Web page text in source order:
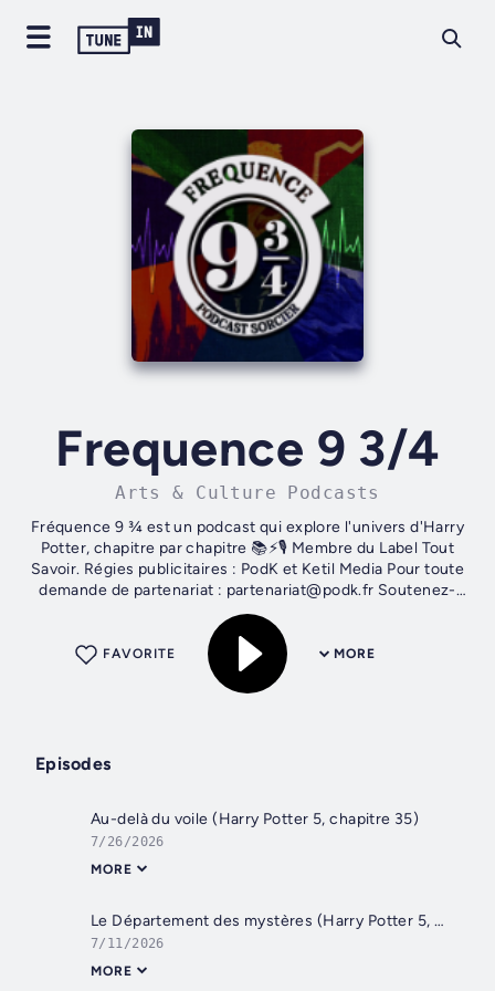
Frequence 9 3/4
Arts & Culture Podcasts
Fréquence 9 ¾ est un podcast qui explore l'univers d'Harry
Potter, chapitre par chapitre 📚⚡️🎙 Membre du Label Tout
Savoir. Régies publicitaires : PodK et Ketil Media Pour toute
demande de partenariat : partenariat@podk.fr Soutenez-
nous sur...
MORE
FAVORITE
Episodes
Au-delà du voile (Harry Potter 5, chapitre 35)
7/26/2026
MORE
Le Département des mystères (Harry Potter 5, chapitre 34)
7/11/2026
MORE